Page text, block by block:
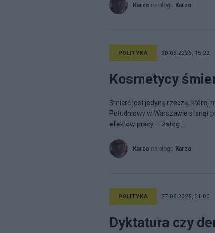
Karzo na blogu Karzo
POLITYKA 30.06.2026, 15:22
Kosmetycy
Śmierć jest jedyną rzeczą, której
Południowy w Warszawie
efektów pracy — załogi...
Karzo na blogu Karzo
POLITYKA 27.06.2026, 21:00
Dyktatura czy